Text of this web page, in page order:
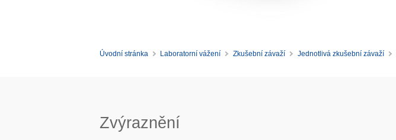
Úvodní stránka Laboratorní vážení Zkušební závaží Jednotlivá zkušební závaží
Zvýraznění